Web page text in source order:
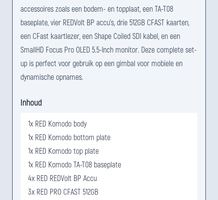
accessoires zoals een bodem- en topplaat, een TA-T08
baseplate, vier REDVolt BP accu's, drie 512GB CFAST kaarten,
een CFast kaartlezer, een Shape Coiled SDI kabel, en een
SmallHD Focus Pro OLED 5.5-Inch monitor. Deze complete set-
up is perfect voor gebruik op een gimbal voor mobiele en
dynamische opnames.
Inhoud
1x RED Komodo body
1x RED Komodo bottom plate
1x RED Komodo top plate
1x RED Komodo TA-T08 baseplate
4x RED REDVolt BP Accu
3x RED PRO CFAST 512GB